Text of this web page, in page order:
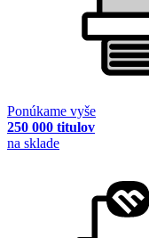
Ponúkame vyše
250 000 titulov
na sklade